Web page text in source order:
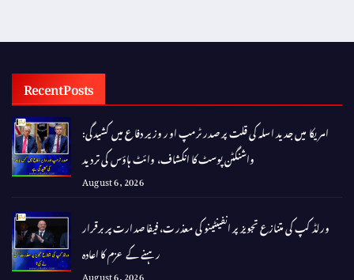
Recent Posts
امریکا میں جدید اسلہ کی قلت پر صدر ٹرمپ اور وزیر دفاع میں کشیدگی:
واشنگٹن پوسٹ کا انکشاف، وائٹ ہاؤس کی تردید
August 6, 2026
ورلڈ کپ کی متنازع تجویز پر انفینٹینو کی معذرت، فیفا صدارت پر برقرار
رہنے کے عزم کا اعادہ
August 6, 2026